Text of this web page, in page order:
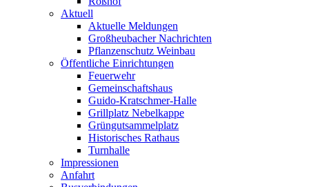
Aktuell
Aktuelle Meldungen
Großheubacher Nachrichten
Pflanzenschutz Weinbau
Öffentliche Einrichtungen
Feuerwehr
Gemeinschaftshaus
Guido-Kratschmer-Halle
Grillplatz Nebelkappe
Grüngutsammelplatz
Historisches Rathaus
Turnhalle
Impressionen
Anfahrt